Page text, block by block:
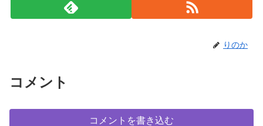
りのか
コメント
コメントを書き込む